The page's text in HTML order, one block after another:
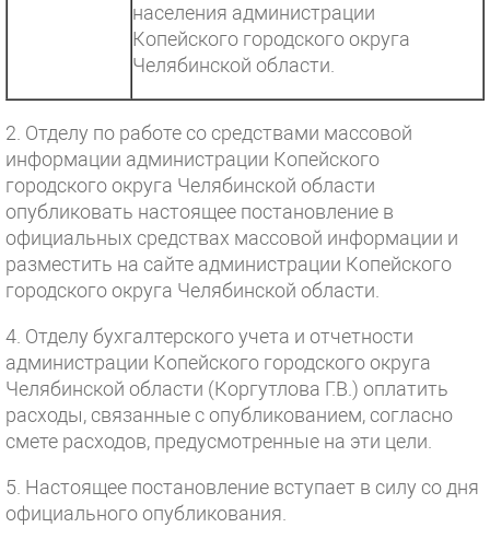
населения администрации
Копейского городского округа
Челябинской области.
2. Отделу по работе со средствами массовой
информации администрации Копейского
городского округа Челябинской области
опубликовать настоящее постановление в
официальных средствах массовой информации и
разместить на сайте администрации Копейского
городского округа Челябинской области.
4. Отделу бухгалтерского учета и отчетности
администрации Копейского городского округа
Челябинской области (Коргутлова Г.В.) оплатить
расходы, связанные с опубликованием, согласно
смете расходов, предусмотренные на эти цели.
5. Настоящее постановление вступает в силу со дня
официального опубликования.